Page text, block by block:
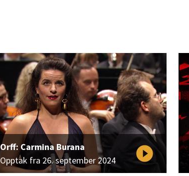
Orff: Carmina Burana
Opptak fra 26. september 2024
play_circle_filled